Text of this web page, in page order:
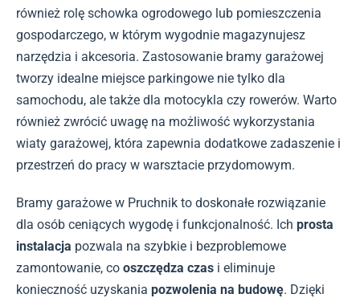
również rolę schowka ogrodowego lub pomieszczenia
gospodarczego, w którym wygodnie magazynujesz
narzędzia i akcesoria. Zastosowanie bramy garażowej
tworzy idealne miejsce parkingowe nie tylko dla
samochodu, ale także dla motocykla czy rowerów. Warto
również zwrócić uwagę na możliwość wykorzystania
wiaty garażowej, która zapewnia dodatkowe zadaszenie i
przestrzeń do pracy w warsztacie przydomowym.
Bramy garażowe w Pruchnik to doskonałe rozwiązanie
dla osób ceniących wygodę i funkcjonalność. Ich prosta
instalacja pozwala na szybkie i bezproblemowe
zamontowanie, co oszczędza czas i eliminuje
konieczność uzyskania pozwolenia na budowę. Dzięki